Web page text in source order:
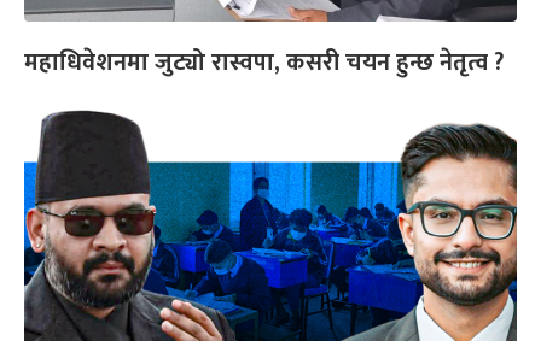
महाधिवेशनमा जुट्यो रास्वपा, कसरी चयन हुन्छ नेतृत्व ?